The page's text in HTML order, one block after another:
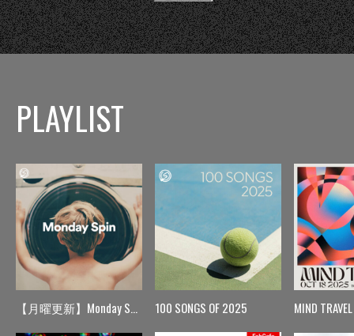
PLAYLIST
【月曜更新】Monday Spin 100 SONGS OF 2025 MIND TRAVEL